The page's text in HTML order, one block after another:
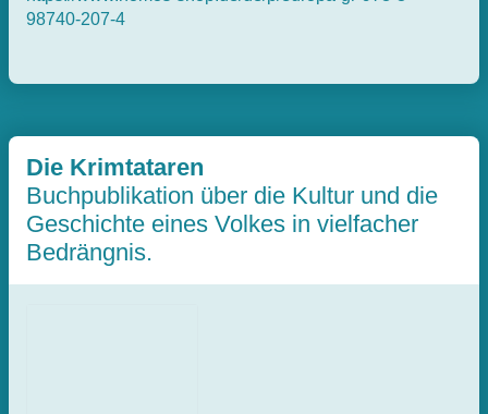
98740-207-4
Die Krimtataren
Buchpublikation über die Kultur und die
Geschichte eines Volkes in vielfacher
Bedrängnis.